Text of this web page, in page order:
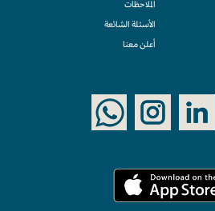
الملاحظات
الأسئلة الشائعة
أعلن معنا